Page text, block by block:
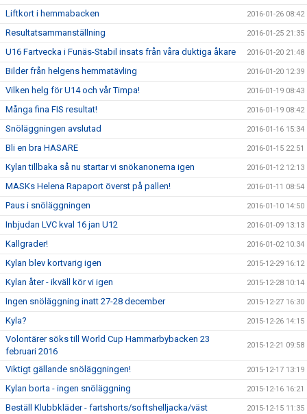
Liftkort i hemmabacken 2016-01-26 08:42
Resultatsammanställning 2016-01-25 21:35
U16 Fartvecka i Funäs-Stabil insats från våra duktiga åkare 2016-01-20 21:48
Bilder från helgens hemmatävling 2016-01-20 12:39
Vilken helg för U14 och vår Timpa! 2016-01-19 08:43
Många fina FIS resultat! 2016-01-19 08:42
Snöläggningen avslutad 2016-01-16 15:34
Bli en bra HASARE 2016-01-15 22:51
Kylan tillbaka så nu startar vi snökanonerna igen 2016-01-12 12:13
MASKs Helena Rapaport överst på pallen! 2016-01-11 08:54
Paus i snöläggningen 2016-01-10 14:50
Inbjudan LVC kval 16 jan U12 2016-01-09 13:13
Kallgrader! 2016-01-02 10:34
Kylan blev kortvarig igen 2015-12-29 16:12
Kylan åter - ikväll kör vi igen 2015-12-28 10:14
Ingen snöläggning inatt 27-28 december 2015-12-27 16:30
Kyla? 2015-12-26 14:15
Volontärer söks till World Cup Hammarbybacken 23
februari 2016
2015-12-21 09:58
Viktigt gällande snöläggningen! 2015-12-17 13:19
Kylan borta - ingen snöläggning 2015-12-16 16:21
Beställ Klubbkläder - fartshorts/softshelljacka/väst 2015-12-15 11:35